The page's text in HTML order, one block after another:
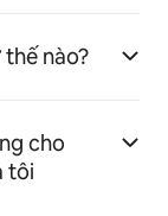
nào?
cho
tôi